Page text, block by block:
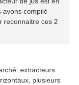
avons compilé
reconnaitre ces 2
extracteurs
plusieurs